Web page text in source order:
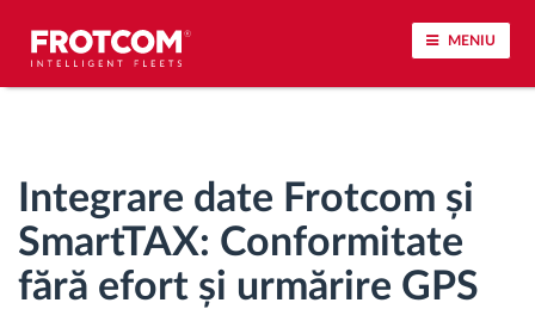
MENIU
Analiza stilului de condus
Monitorizarea timpilor de conducere
Integrare date Frotcom și
SmartTAX: Conformitate
fără efort și urmărire GPS